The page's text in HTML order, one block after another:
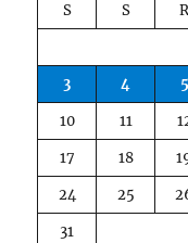
S S
3
4 5
10
11
17
18
24
25
31